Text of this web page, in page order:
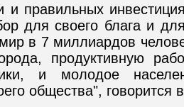
и правильных
для своего блага и
в 7 миллиардов
продуктивную
и молодое
общества", говорится